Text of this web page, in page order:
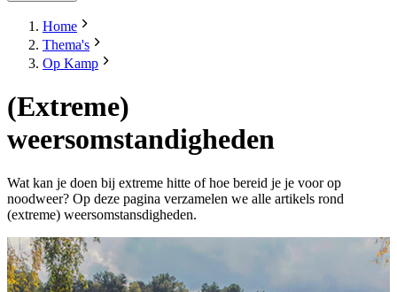
Home
Thema's
Op Kamp
(Extreme)
weersomstandigheden
Wat kan je doen bij extreme hitte of hoe bereid je je voor op
noodweer? Op deze pagina verzamelen we alle artikels rond
(extreme) weersomstansdigheden.